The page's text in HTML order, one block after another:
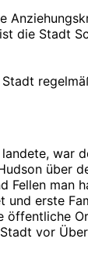
die Stadt
war
über
man
erste
vor